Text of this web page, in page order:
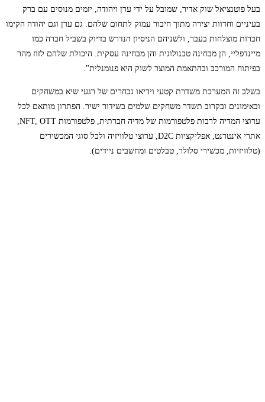
בעל פוטנציאל שוק אדיר, שמובל על ידי ערן ויהודה, יזמים מנוסים עם ברק
בעיניים וחדוות יצירה מתוך חיבור עמוק לתחום שלהם. גם ערן וגם יהודה הקימו
חברות מוצלחות בעבר, ולשניהם הניסיון הנדרש בדיוק בשביל חברה כמו
מיינדפליי, הן מבחינה טכנולוגית והן מבחינה עסקית. היכולת שלהם לזוז מהר
בפיתוח המורכב ובהתאמת המוצר לשוק היא פנומנלית".
בשלב זה המערכת משדרת קטעי וידיאו נבחרים של רגעי שיא במשחקים
ובאימונים ובקרוב תשדר משחקים שלמים בשידור ישיר. הפתרון מותאם לכל
ערוצי המדיה לרבות פלטפורמות של מדיה חברתית, פלטפורמות NFT, OTT,
אתרי אינטרנט, אפליקציות D2C, ערוצי טלוויזיה ולכל סוגי המכשירים
(טלוויזיות, מכשירי סלולר, טבלטים ומחשבים ניידים).